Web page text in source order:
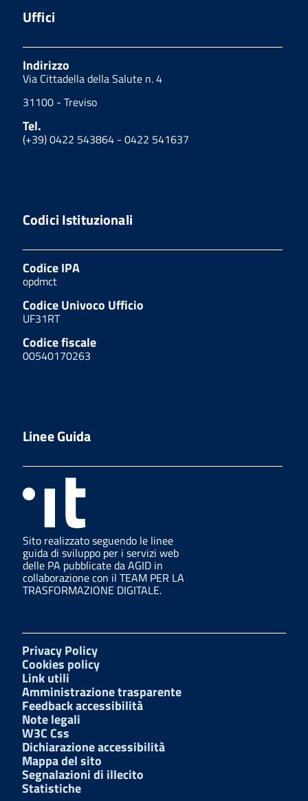
Uffici
Indirizzo
Via Cittadella della Salute n. 4
31100 - Treviso
Tel.
(+39) 0422 543864 - 0422 541637
Codici Istituzionali
Codice IPA
opdmct
Codice Univoco Ufficio
UF31RT
Codice fiscale
00540170263
Linee Guida
Sito realizzato seguendo le linee
guida di sviluppo per i servizi web
delle PA pubblicate da AGID in
collaborazione con il TEAM PER LA
TRASFORMAZIONE DIGITALE.
Privacy Policy
Cookies policy
Link utili
Amministrazione trasparente
Feedback accessibilità
Note legali
W3C Css
Dichiarazione accessibilità
Mappa del sito
Segnalazioni di illecito
Statistiche